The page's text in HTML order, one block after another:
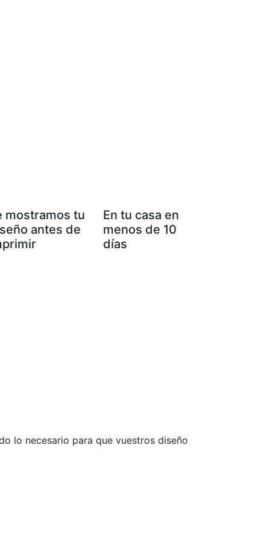
mostramos tu
antes de
En tu casa en
menos de 10
días
lo necesario para que vuestros diseño